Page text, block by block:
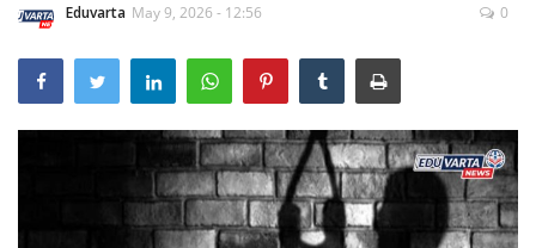
Eduvarta May 9, 2026 - 12:56 0